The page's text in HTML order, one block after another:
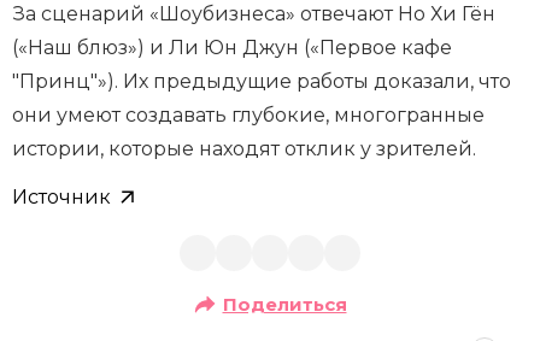
За сценарий «Шоубизнеса» отвечают Но Хи Гён
(«Наш блюз») и Ли Юн Джун («Первое кафе
"Принц"»). Их предыдущие работы доказали, что
они умеют создавать глубокие, многогранные
истории, которые находят отклик у зрителей.
Источник
Поделиться